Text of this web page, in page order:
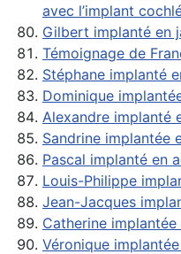
avec l’implant
Gilbert implanté en
Témoignage de
Stéphane implanté
Dominique
Alexandre implanté
Sandrine implantée
Pascal implanté en
Louis-Philippe
Jean-Jacques
Catherine
Véronique